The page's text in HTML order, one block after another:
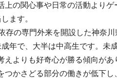
上の関心事や日常の活動より
ます。
存の専門外来を開設した神奈
年で、大半は中高生です。
えよりも好奇心が勝る傾向が
つかさどる部分の働きが低下